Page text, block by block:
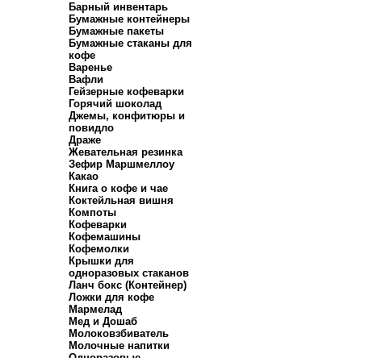
Барный инвентарь
Бумажные контейнеры
Бумажные пакеты
Бумажные стаканы для
кофе
Варенье
Вафли
Гейзерные кофеварки
Горячий шоколад
Джемы, конфитюры и
повидло
Драже
Жевательная резинка
Зефир Маршмеллоу
Какао
Книга о кофе и чае
Коктейльная вишня
Компоты
Кофеварки
Кофемашины
Кофемолки
Крышки для
одноразовых стаканов
Ланч бокс (Контейнер)
Ложки для кофе
Мармелад
Мед и Дошаб
Молоковзбиватель
Молочные напитки